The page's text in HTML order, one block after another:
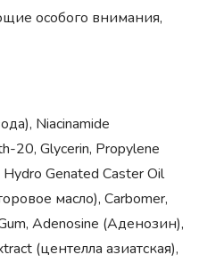
особого внимания,
Niacinamide
20, Glycerin, Propylene
Genated Caster Oil
масло), Carbomer,
Adenosine (Аденозин),
(центелла азиатская),